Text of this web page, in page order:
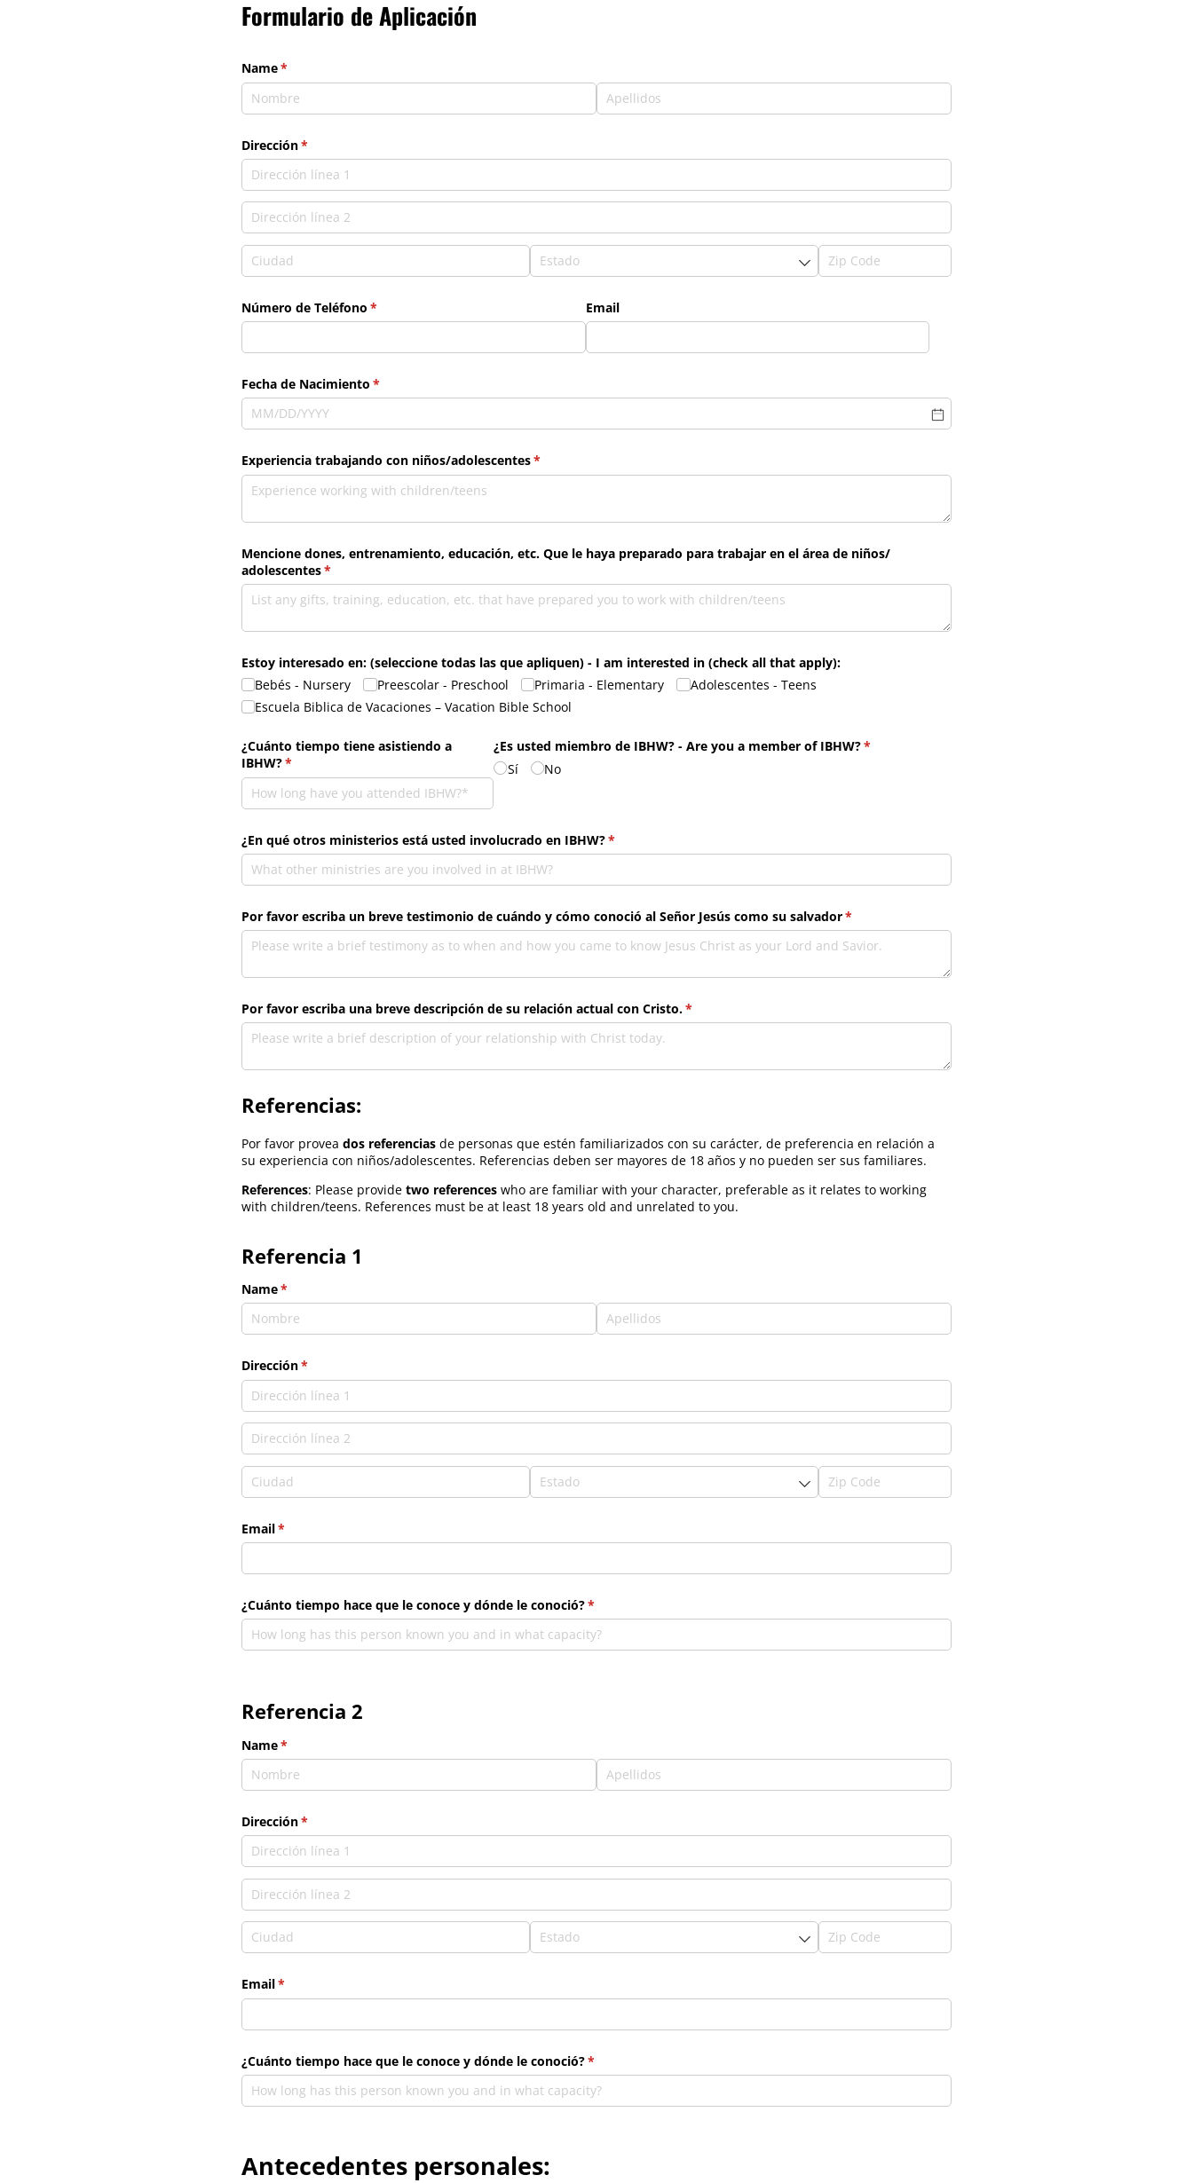
Formulario de Aplicación
Name*
(necesario)
Dirección*
(necesario)
Número de Teléfono *
(necesario) Email
Fecha de Nacimiento *
(necesario)
Experiencia trabajando con niños/​adolescentes*
(necesario)
Mencione dones, entrenamiento, educación, etc. Que le haya preparado para trabajar en el área de niños/​
adolescentes*
(necesario)
Estoy interesado en: (seleccione todas las que apliquen) - I am interested in (check all that apply):
Bebés - Nursery
Preescolar - Preschool Primaria - Elementary
Adolescentes - Teens
Escuela Biblica de Vacaciones – Vacation Bible School
¿Cuánto tiempo tiene asistiendo a
IBHW?*
(necesario)
¿Es usted miembro de IBHW? - Are you a member of IBHW?*
(necesario)
Sí
No
¿En qué otros ministerios está usted involucrado en IBHW?*
(necesario)
Por favor escriba un breve testimonio de cuándo y cómo conoció al Señor Jesús como su salvador*
(necesario)
Por favor escriba una breve descripción de su relación actual con Cristo.*
(necesario)
Referencias:
Por favor provea dos referencias de personas que estén familiarizados con su carácter, de preferencia en relación a
su experiencia con niños/adolescentes. Referencias deben ser mayores de 18 años y no pueden ser sus familiares.
References: Please provide two references who are familiar with your character, preferable as it relates to working
with children/teens. References must be at least 18 years old and unrelated to you.
Referencia 1
Name*
(necesario)
Dirección*
(necesario)
Email*
(necesario)
¿Cuánto tiempo hace que le conoce y dónde le conoció?*
(necesario)
Referencia 2
Name*
(necesario)
Dirección*
(necesario)
Email*
(necesario)
¿Cuánto tiempo hace que le conoce y dónde le conoció?*
(necesario)
Antecedentes personales: